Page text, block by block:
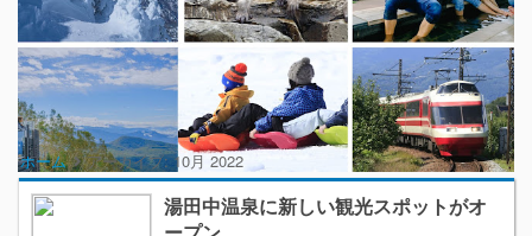
ホーム アーカイブ:10月 2022
湯田中温泉に新しい観光スポットがオ